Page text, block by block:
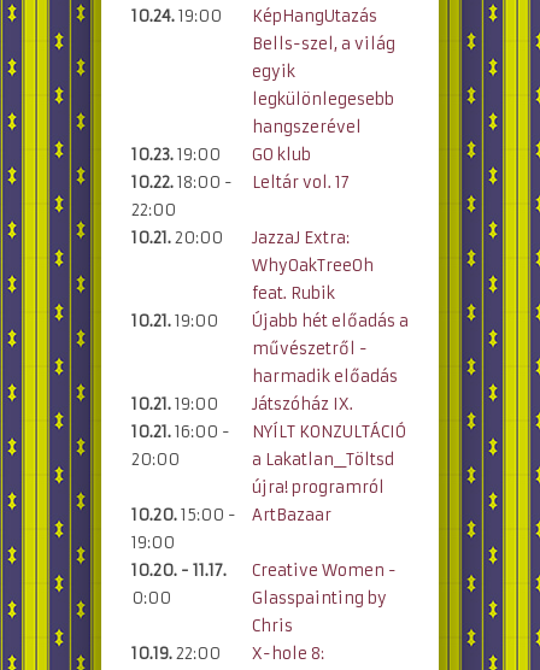
10.24.19:00
KépHangUtazás
Bells-szel, a világ
egyik
legkülönlegesebb
hangszerével
10.23.19:00
GO klub
10.22.18:00 -
22:00
Leltár vol. 17
10.21.20:00
JazzaJ Extra:
WhyOakTreeOh
feat. Rubik
10.21.19:00
Újabb hét előadás a
művészetről -
harmadik előadás
10.21.19:00
Játszóház IX.
10.21.16:00 -
20:00
NYÍLT KONZULTÁCIÓ
a Lakatlan__Töltsd
újra! programról
10.20.15:00 -
19:00
ArtBazaar
10.20. - 11.17.
0:00
Creative Women -
Glasspainting by
Chris
10.19.22:00
X-hole 8: